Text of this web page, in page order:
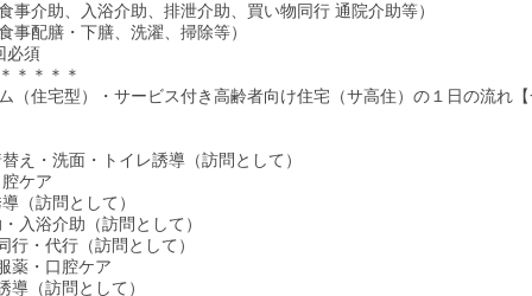
事介助、入浴介助、排泄介助、買い物同行 通院介助等）
事配膳・下膳、洗濯、掃除等）
必須
＊＊＊＊
（住宅型）・サービス付き高齢者向け住宅（サ高住）の１日の流れ
え・洗面・トイレ誘導（訪問として）
ケア
（訪問として）
入浴介助（訪問として）
行・代行（訪問として）
薬・口腔ケア
導（訪問として）